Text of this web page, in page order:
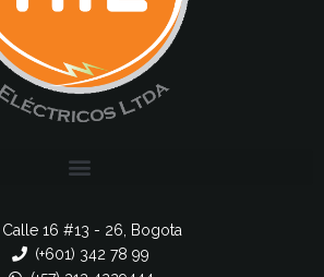
Calle 16 #13 - 26, Bogota
(+601) 342 78 99